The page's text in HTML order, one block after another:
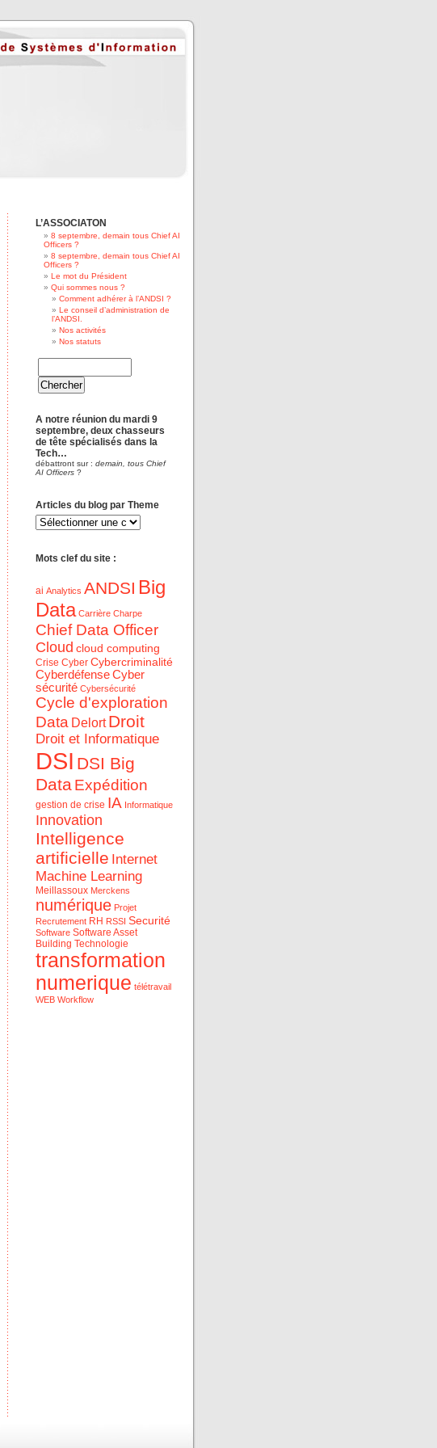
L’ASSOCIATON
8 septembre, demain tous Chief AI
Officers ?
8 septembre, demain tous Chief AI
Officers ?
Le mot du Président
Qui sommes nous ?
Comment adhérer à l’ANDSI ?
Le conseil d’administration de
l’ANDSI.
Nos activités
Nos statuts
A notre réunion du mardi 9
septembre, deux chasseurs
de tête spécialisés dans la
Tech…
débattront sur : demain, tous Chief
AI Officers ?
Articles du blog par Theme
Articles
du
blog
Mots clef du site :
ai Analytics ANDSI Big
Data Carrière Charpe
Chief Data Officer
Cloud cloud computing
Crise Cyber Cybercriminalité
CyberdéfenseCyber
sécurité Cybersécurité
Cycle d'exploration
Data Delort Droit
Droit et Informatique
DSI DSI Big
DataExpédition
gestion de crise IA Informatique
Innovation
Intelligence
artificielle Internet
Machine Learning
Meillassoux Merckens
numérique Projet
Recrutement RH RSSI Securité
Software Software Asset
Building Technologie
transformation
numerique télétravail
WEB Workflow